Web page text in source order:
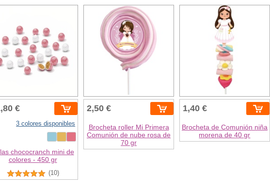
€
3 colores disponibles
chococranch mini de
colores - 450 gr
(10)
2,50 €
Brocheta roller Mi Primera
Comunión de nube rosa de
70 gr
1,40 €
Brocheta de Comunión niña
morena de 40 gr